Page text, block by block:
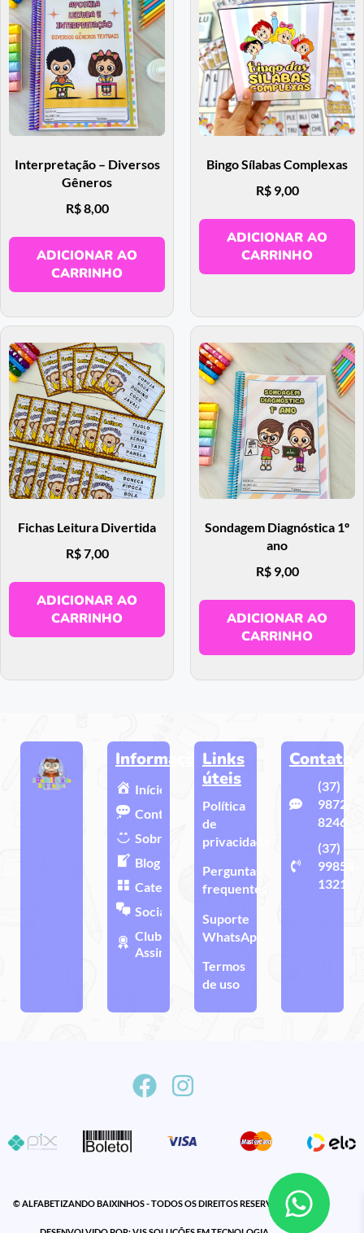
Interpretação – Diversos
Gêneros
R$8,00
ADICIONAR AO
CARRINHO
Bingo Sílabas Complexas
R$9,00
ADICIONAR AO
CARRINHO
Fichas Leitura Divertida
R$7,00
ADICIONAR AO
CARRINHO
Sondagem Diagnóstica 1º
ano
R$9,00
ADICIONAR AO
CARRINHO
Informações
Início
Contato
Sobre
Blog
Categorias
Sociais
Clube de
Assinatura
Links
úteis
Política
de
privacidade
Perguntas
frequentes
Suporte
WhatsApp
Termos
de uso
Contato
(37)
9872-
8246
(37)
99858-
1321
© ALFABETIZANDO BAIXINHOS - TODOS OS DIREITOS RESERVADOS